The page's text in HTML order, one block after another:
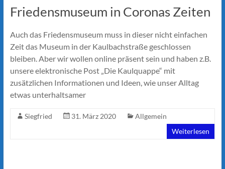
Friedensmuseum in Coronas Zeiten
Auch das Friedensmuseum muss in dieser nicht einfachen
Zeit das Museum in der Kaulbachstraße geschlossen
bleiben. Aber wir wollen online präsent sein und haben z.B.
unsere elektronische Post „Die Kaulquappe“ mit
zusätzlichen Informationen und Ideen, wie unser Alltag
etwas unterhaltsamer
Siegfried 31. März 2020
Allgemein
Weiterlesen